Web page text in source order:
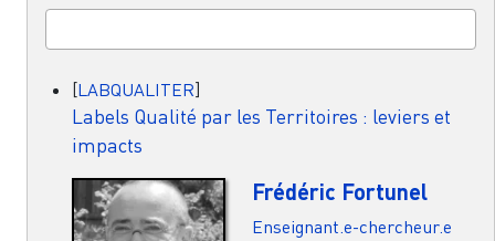
[LABQUALITER]
Labels Qualité par les Territoires : leviers et
impacts
Frédéric Fortunel
Enseignant.e-chercheur.e